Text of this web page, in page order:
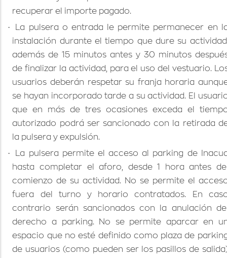
recuperar el importe pagado.
·
La pulsera o entrada le permite permanecer en
instalación durante el tiempo que dure su
además de 15 minutos antes y 30 minutos
de finalizar la actividad, para el uso del vestuario.
usuarios deberán respetar su franja horaria
se hayan incorporado tarde a su actividad. El
que en más de tres ocasiones exceda el
autorizado podrá ser sancionado con la retirada
la pulsera y expulsión.
·
La pulsera permite el acceso al parking de
hasta completar el aforo, desde 1 hora antes
comienzo de su actividad. No se permite el
fuera del turno y horario contratados. En
contrario serán sancionados con la anulación
derecho a parking. No se permite aparcar en
espacio que no esté definido como plaza de
de usuarios (como pueden ser los pasillos de